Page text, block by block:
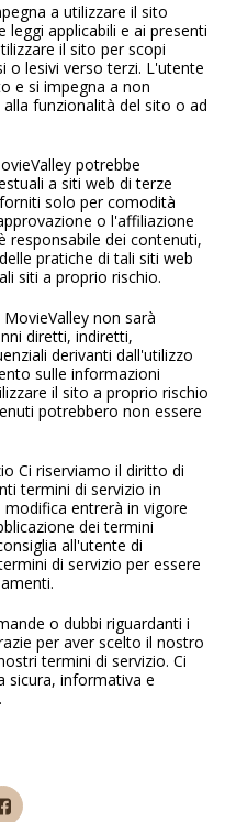
a utilizzare il sito
leggi applicabili e ai presenti
il sito per scopi
o lesivi verso terzi. L'utente
e si impegna a non
funzionalità del sito o ad
potrebbe
a siti web di terze
solo per comodità
o l'affiliazione
responsabile dei contenuti,
pratiche di tali siti web
siti a proprio rischio.
non sarà
diretti, indiretti,
derivanti dall'utilizzo
sulle informazioni
il sito a proprio rischio
potrebbero non essere
Ci riserviamo il diritto di
termini di servizio in
entrerà in vigore
dei termini
all'utente di
di servizio per essere
o dubbi riguardanti i
per aver scelto il nostro
termini di servizio. Ci
sicura, informativa e